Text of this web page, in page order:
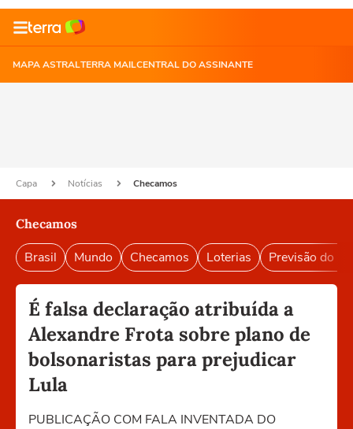
MAPA ASTRALTERRA MAILCENTRAL DO ASSINANTE
Capa Notícias Checamos
Checamos
Brasil Mundo Checamos Loterias Previsão do
É falsa declaração atribuída a
Alexandre Frota sobre plano de
bolsonaristas para prejudicar
Lula
PUBLICAÇÃO COM FALA INVENTADA DO